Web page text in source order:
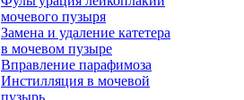
мочевого пузыря
Замена и удаление катетера
в мочевом пузыре
Вправление парафимоза
Инстилляция в мочевой
пузырь